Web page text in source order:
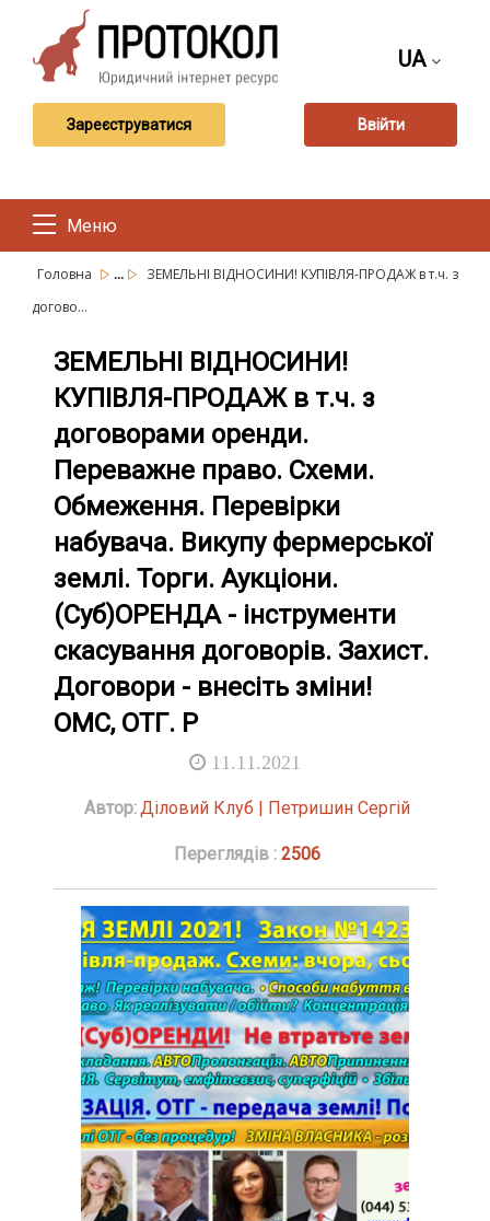
UA
Зареєструватися Ввійти
Меню
Головна ...
ЗЕМЕЛЬНІ ВІДНОСИНИ! КУПІВЛЯ-ПРОДАЖ в т.ч. з
догово...
ЗЕМЕЛЬНІ ВІДНОСИНИ!
КУПІВЛЯ-ПРОДАЖ в т.ч. з
договорами оренди.
Переважне право. Схеми.
Обмеження. Перевірки
набувача. Викупу фермерської
землі. Торги. Аукціони.
(Суб)ОРЕНДА - інструменти
скасування договорів. Захист.
Договори - внесіть зміни!
ОМС, ОТГ. Р
11.11.2021
Автор:Діловий Клуб | Петришин Сергій
Переглядів :2506